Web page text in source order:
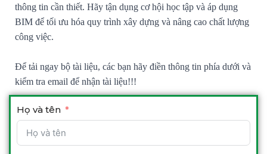
thông tin cần thiết. Hãy tận dụng cơ hội học tập và áp dụng
BIM để tối ưu hóa quy trình xây dựng và nâng cao chất lượng
công việc.
Để tải ngay bộ tài liệu, các bạn hãy điền thông tin phía dưới và
kiểm tra email để nhận tài liệu!!!
Họ và tên